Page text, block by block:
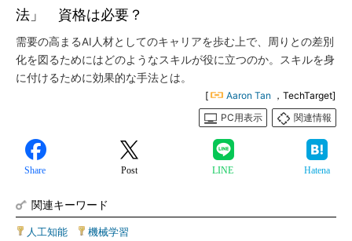
法」 資格は必要？
需要の高まるAI人材としてのキャリアを歩む上で、周りとの差別
化を図るためにはどのようなスキルが役に立つのか。スキルを身
に付けるために効果的な手法とは。
[ Aaron Tan ，TechTarget]
PC用表示
関連情報
Share Post LINE Hatena
関連キーワード
人工知能 機械学習